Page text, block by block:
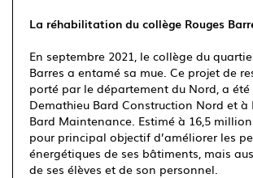
La réhabilitation du collège Rouges
En septembre 2021, le collège du
Barres a entamé sa mue. Ce projet de
porté par le département du Nord, a
Demathieu Bard Construction Nord et à
Bard Maintenance. Estimé à 16,5
pour principal objectif d’améliorer les
énergétiques de ses bâtiments, mais
de ses élèves et de son personnel.